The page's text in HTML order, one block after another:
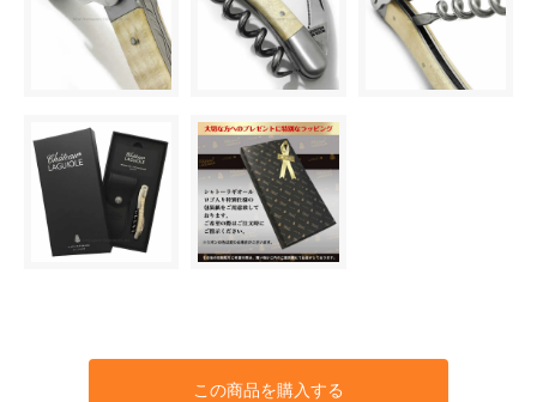
この商品を購入する